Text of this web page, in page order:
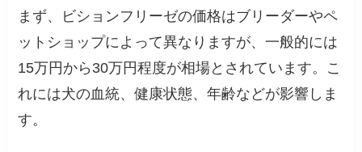
まず、ビションフリーゼの価格はブリーダーやペ
ットショップによって異なりますが、一般的には
15万円から30万円程度が相場とされています。こ
れには犬の血統、健康状態、年齢などが影響しま
す。